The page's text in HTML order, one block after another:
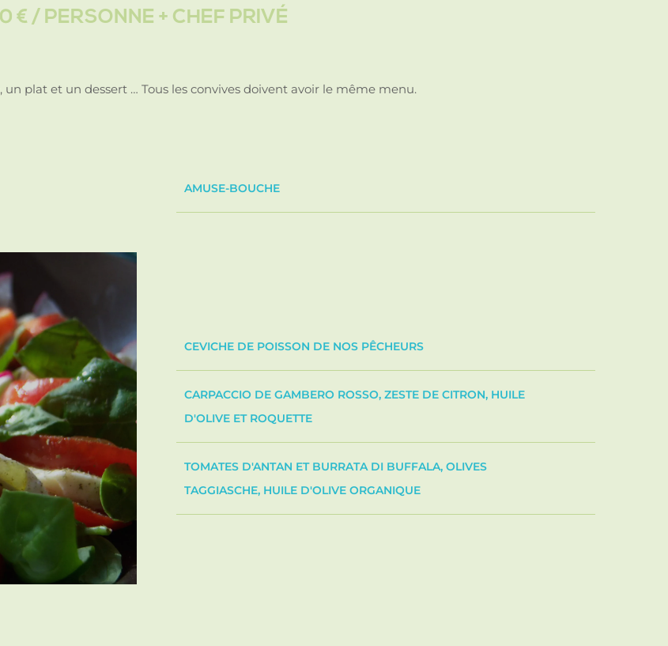
€ / PERSONNE + CHEF PRIVÉ
un plat et un dessert … Tous les convives doivent avoir le même menu.
AMUSE-BOUCHE
CEVICHE DE POISSON DE NOS PÊCHEURS
CARPACCIO DE GAMBERO ROSSO, ZESTE DE CITRON, HUILE
D'OLIVE ET ROQUETTE
TOMATES D'ANTAN ET BURRATA DI BUFFALA, OLIVES
TAGGIASCHE, HUILE D'OLIVE ORGANIQUE